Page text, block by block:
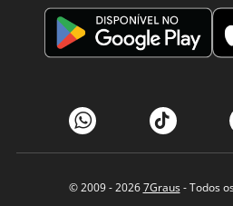
© 2009 - 20267Graus- Todos